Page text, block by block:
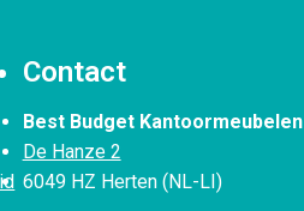
Contact
Best Budget Kantoormeubelen
De Hanze 2
6049 HZ Herten (NL-LI)